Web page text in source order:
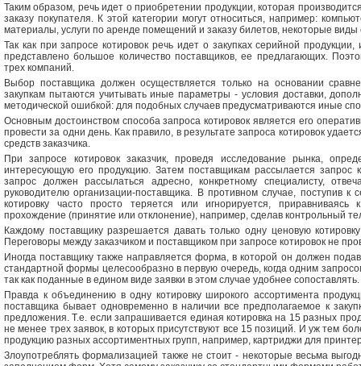
Таким образом, речь идет о приобретении продукции, которая
заказу покупателя. К этой категории могут относиться, например:
материалы, услуги по аренде помещений и заказу билетов, некоторые виды
Так как при запросе котировок речь идет о закупках серийной
представлено большое количество поставщиков, ее предлагающих.
трех компаний.
Выбор поставщика должен осуществляется только на основании
закупкам пытаются учитывать иные параметры - условия доставки,
методической ошибкой: для подобных случаев предусматриваются иные
Основным достоинством способа запроса котировок является его
провести за одни день. Как правило, в результате запроса котировок
средств заказчика.
При запросе котировок заказчик, проведя исследование рынка,
интересующую его продукцию. Затем поставщикам рассылается запрос
запрос должен рассылаться адресно, конкретному специалисту,
руководителю организации-поставщика. В противном случае, поступив к
котировку часто просто теряется или игнорируется,
прохождение (принятие или отклонение), например, сделав контрольный
Каждому поставщику разрешается давать только одну ценовую
Переговоры между заказчиком и поставщиком при запросе котировок не
Иногда поставщику также направляется форма, в которой он должен
стандартной формы целесообразно в первую очередь, когда одним
так как поданные в едином виде заявки в этом случае удобнее сопоставлять.
Правда к объединению в одну котировку широкого ассортимента
поставщика бывает одновременно в наличии все предполагаемое к
предложения. Т.е. если запрашивается единая котировка на 15 разных
не менее трех заявок, в которых присутствуют все 15 позиций. И уж тем
продукцию разных ассортиментных групп, например, картриджи для
Злоупотреблять формализацией также не стоит - некоторые весьма